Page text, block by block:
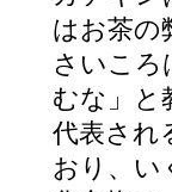
はお茶の
さいころ
むな」と
代表され
おり、い